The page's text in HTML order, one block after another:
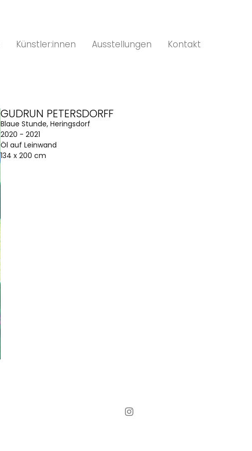
Künstler:innen Ausstellungen Kontakt
GUDRUN PETERSDORFF
Blaue Stunde, Heringsdorf
2020 - 2021
Öl auf Leinwand
134 x 200 cm